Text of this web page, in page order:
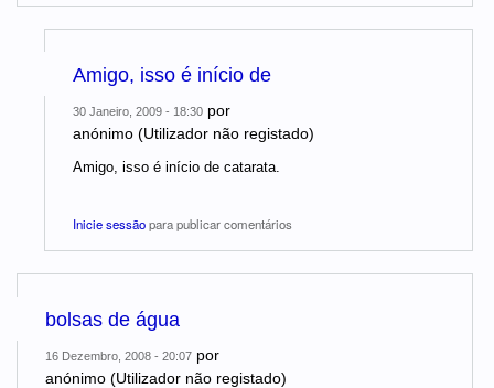
Amigo, isso é início de
30 Janeiro, 2009 - 18:30 por
anónimo (Utilizador não registado)
Amigo, isso é início de catarata.
Inicie sessãopara publicar comentários
bolsas de água
16 Dezembro, 2008 - 20:07 por
anónimo (Utilizador não registado)